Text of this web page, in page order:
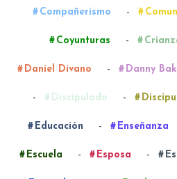
Compañerismo -
Coyunturas -
Daniel Divano - Danny
- Discipulado -
Educación - Enseñanza
Escuela - Esposa -